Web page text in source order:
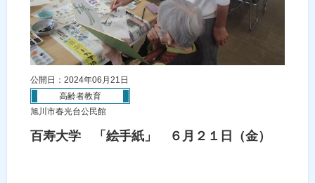
公開日：2024年06月21日
高齢者教育
旭川市春光台公民館
百寿大学 「絵手紙」 ６月２１日（金）